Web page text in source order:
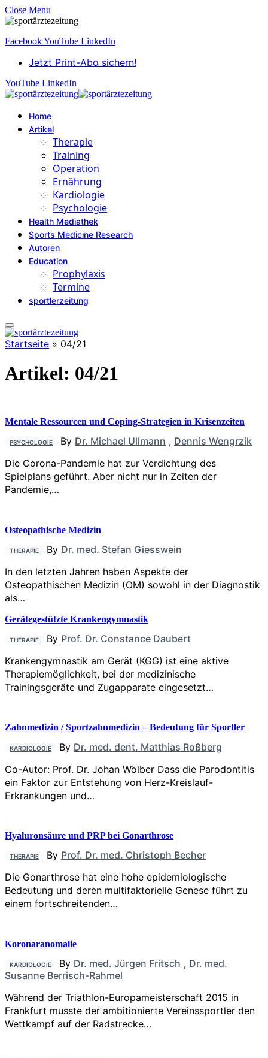
Close Menu
FacebookYouTube LinkedIn
Jetzt Print-Abo sichern!
YouTube LinkedIn
Home
Artikel
Therapie
Training
Operation
Ernährung
Kardiologie
Psychologie
Health Mediathek
Sports Medicine Research
Autoren
Education
Prophylaxis
Termine
sportlerzeitung
Startseite » 04/21
Artikel: 04/21
Mentale Ressourcen und Coping-Strategien in Krisenzeiten
PSYCHOLOGIE By Dr. Michael Ullmann , Dennis Wengrzik
Die Corona-Pandemie hat zur Verdichtung des
Spielplans geführt. Aber nicht nur in Zeiten der
Pandemie,…
Osteopathische Medizin
THERAPIE By Dr. med. Stefan Giesswein
In den letzten Jahren haben Aspekte der
Osteopathischen Medizin (OM) sowohl in der Diagnostik
als…
Gerätegestützte Krankengymnastik
THERAPIE By Prof. Dr. Constance Daubert
Krankengymnastik am Gerät (KGG) ist eine aktive
Therapiemöglichkeit, bei der medizinische
Trainingsgeräte und Zugapparate eingesetzt…
Zahnmedizin / Sportzahnmedizin – Bedeutung für Sportler
KARDIOLOGIE By Dr. med. dent. Matthias Roßberg
Co-Autor: Prof. Dr. Johan Wölber Dass die Parodontitis
ein Faktor zur Entstehung von Herz-Kreislauf-
Erkrankungen und…
Hyaluronsäure und PRP bei Gonarthrose
THERAPIE By Prof. Dr. med. Christoph Becher
Die Gonarthrose hat eine hohe epidemiologische
Bedeutung und deren multifaktorielle Genese führt zu
einem fortschreitenden…
Koronaranomalie
KARDIOLOGIE By Dr. med. Jürgen Fritsch , Dr. med.
Susanne Berrisch-Rahmel
Während der Triathlon-Europameisterschaft 2015 in
Frankfurt musste der ambitionierte Vereinssportler den
Wettkampf auf der Radstrecke…